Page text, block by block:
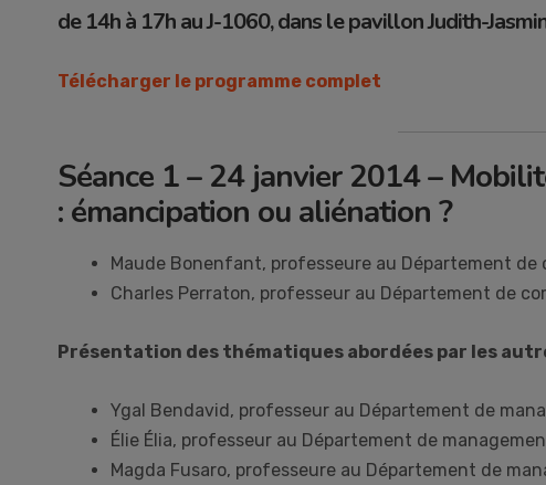
de 14h à 17h au J-1060, dans le pavillon Judith-
Télécharger le programme complet
Séance 1 – 24 janvier 2014 –
: émancipation ou aliénation ?
Maude Bonenfant, professeure au Département de
Charles Perraton, professeur au Département de
Présentation des thématiques abordées par les
Ygal Bendavid, professeur au Département de
Élie Élia, professeur au Département de
Magda Fusaro, professeure au Département de